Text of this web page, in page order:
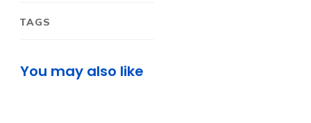
TAGS
You may also like